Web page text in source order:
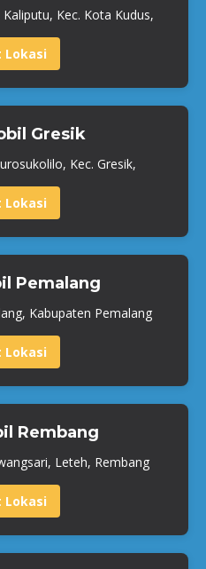
Kec. Kota Kudus,
Lokasi
Gresik
Kec. Gresik,
Lokasi
Pemalang
Kabupaten Pemalang
Lokasi
Rembang
Leteh, Rembang
Lokasi